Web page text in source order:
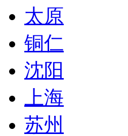
太原
铜仁
沈阳
上海
苏州